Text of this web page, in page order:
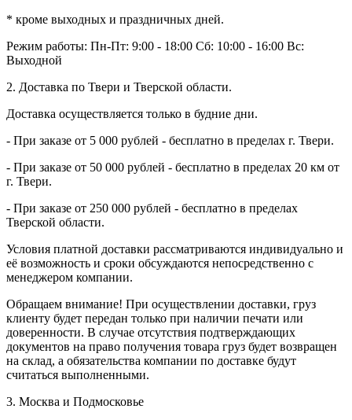
* кроме выходных и праздничных дней.
Режим работы: Пн-Пт: 9:00 - 18:00 Сб: 10:00 - 16:00 Вс:
Выходной
2. Доставка по Твери и Тверской области.
Доставка осуществляется только в будние дни.
- При заказе от 5 000 рублей - бесплатно в пределах г. Твери.
- При заказе от 50 000 рублей - бесплатно в пределах 20 км от
г. Твери.
- При заказе от 250 000 рублей - бесплатно в пределах
Тверской области.
Условия платной доставки рассматриваются индивидуально и
её возможность и сроки обсуждаются непосредственно с
менеджером компании.
Обращаем внимание! При осуществлении доставки, груз
клиенту будет передан только при наличии печати или
доверенности. В случае отсутствия подтверждающих
документов на право получения товара груз будет возвращен
на склад, а обязательства компании по доставке будут
считаться выполненными.
3. Москва и Подмосковье